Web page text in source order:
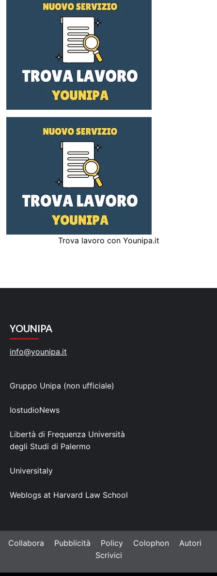
Trova lavoro con Younipa.it
YOUNIPA
info@younipa.it
Gruppo Unipa (non ufficiale)
IostudioNews
Libertà di Frequenza Università
degli Studi di Palermo
Universitaly
Weblogs at Harvard Law School
Collabora Pubblicità Policy Colophon
Autori
Scrivici